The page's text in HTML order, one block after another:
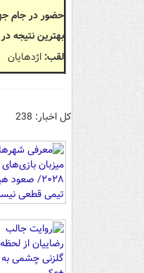
حضور در جام
بهترین نتیجه
لقب: اژدهایان
کل اخبار: 238